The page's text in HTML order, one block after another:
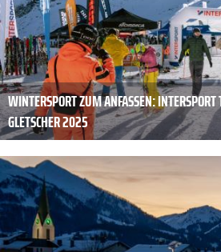
WINTERSPORT ZUM ANFASSEN:
GLETSCHER 2025